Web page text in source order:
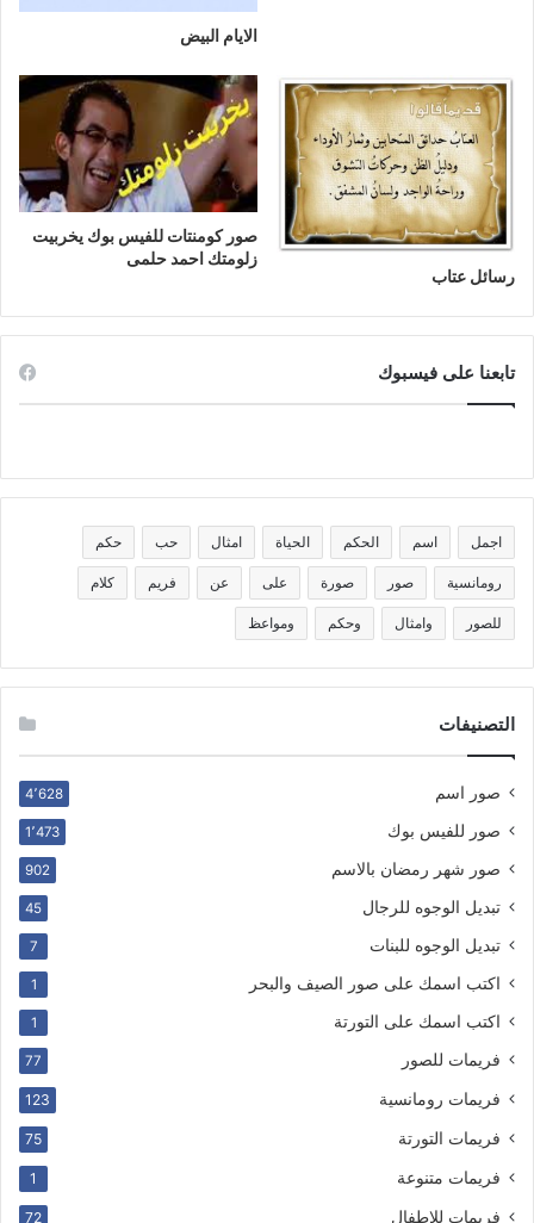
الايام البيض
رسائل عتاب
صور كومنتات للفيس بوك يخربيت
زلومتك احمد حلمى
تابعنا على فيسبوك
اجمل اسم الحكم الحياة امثال حب حكم
رومانسية صور صورة على عن فريم كلام
للصور وامثال وحكم ومواعظ
التصنيفات
صور اسم 4٬628
صور للفيس بوك 1٬473
صور شهر رمضان بالاسم 902
تبديل الوجوه للرجال 45
تبديل الوجوه للبنات 7
اكتب اسمك على صور الصيف والبحر 1
اكتب اسمك على التورتة 1
فريمات للصور 77
فريمات رومانسية 123
فريمات التورتة 75
فريمات متنوعة 1
فريمات للاطفال 72